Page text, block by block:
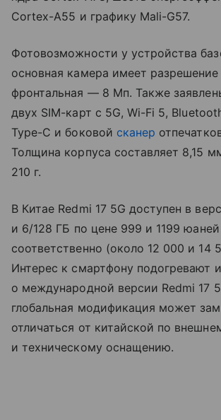
Cortex-A55 и графику Mali-G57.
Фотовозможности у устройства
основная камера имеет
фронтальная — 8 Мп. Также
двух SIM-карт с 5G, Wi-Fi 5,
Type-C и боковой сканер
Толщина корпуса составляет 8,15
210 г.
В Китае Redmi 17 5G доступен в
и 6/128 ГБ по цене 999 и 1199 юаней
соответственно (около 12 000 и 14
Интерес к смартфону подогревают
о международной версии Redmi 17
глобальная модификация может
отличаться от китайской по
и техническому оснащению.